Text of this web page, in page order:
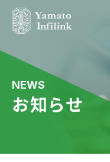
お知らせ
NEWS